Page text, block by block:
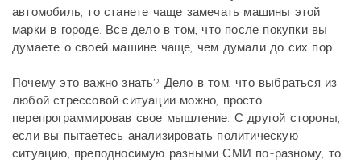
автомобиль, то станете чаще замечать машины этой
марки в городе. Все дело в том, что после покупки вы
думаете о своей машине чаще, чем думали до сих пор.
Почему это важно знать? Дело в том, что выбраться из
любой стрессовой ситуации можно, просто
перепрограммировав свое мышление. С другой стороны,
если вы пытаетесь анализировать политическую
ситуацию, преподносимую разными СМИ по-разному, то